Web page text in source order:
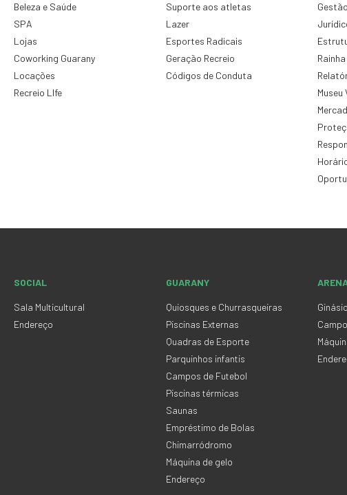
Beleza e Saúde
SPA
Lojas
Coworking Guarany
Locações
Recreio LIfe
Suporte aos atletas
Lazer
Esportes Radicais
Geração Recreio
Códigos de Conduta
Rainha
Museu
SOCIAL
Sala Multicultural
Endereço
GUARANY
Quiosques e Churrasqueiras
Piscinas Externas
Quadras de Esporte
Parquinhos infantis
Campos de Futebol
Piscinas térmicas
Saunas
Empréstimo de Bolas
Chimarródromo
Máquina de gelo
Endereço